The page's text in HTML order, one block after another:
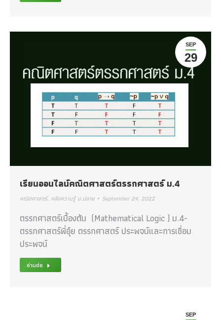
SEP
29
เรียนออนไลน์คณิตศาสตร์ตรรกศาสตร์ ม.4
คณิตศาสตร์, คลังความรู้ ม.ปลาย September 29, 2022
ตรรกศาสตร์เบื้องต้น (Mathematical Logic ) ม.4-
ตรรกศาสตร์พี่อุ๋ย ตรรกศาสตร์ ประพจน์และการเชื่อม
ประพจน์
อ่านต่อ
SEP